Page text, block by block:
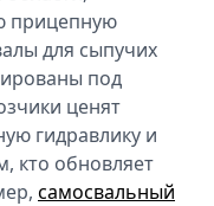
прицепную
для сыпучих
под
ценят
гидравлику и
кто обновляет
самосвальный